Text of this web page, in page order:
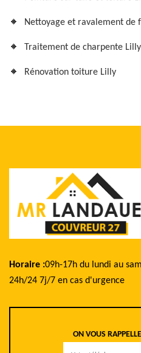
Nettoyage et ravalement de
Traitement de charpente Lilly
Rénovation toiture Lilly
Horaire :09h-17h du lundi au
24h/24 7j/7 en cas d'urgence
ON VOUS